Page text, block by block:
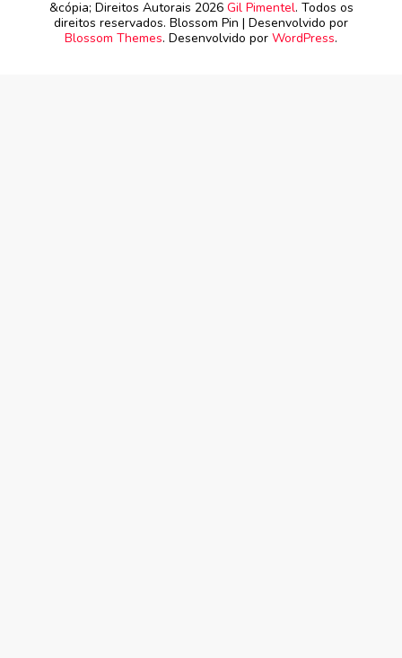
&cópia; Direitos Autorais 2026 Gil Pimentel. Todos os
direitos reservados. Blossom Pin | Desenvolvido por
Blossom Themes. Desenvolvido por WordPress.